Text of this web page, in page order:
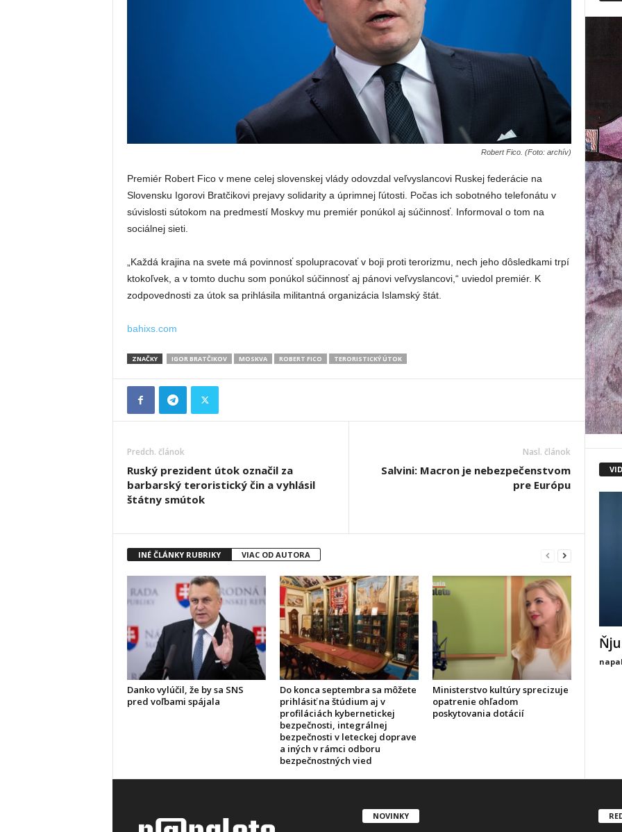
Robert Fico. (Foto: archív)
Premiér Robert Fico v mene celej slovenskej vlády odovzdal veľvyslancovi Ruskej federácie na
Slovensku Igorovi Bratčikovi prejavy solidarity a úprimnej ľútosti. Počas ich sobotného telefonátu v
súvislosti sútokom na predmestí Moskvy mu premiér ponúkol aj súčinnosť. Informoval o tom na
sociálnej sieti.
„Každá krajina na svete má povinnosť spolupracovať v boji proti terorizmu, nech jeho dôsledkami trpí
ktokoľvek, a v tomto duchu som ponúkol súčinnosť aj pánovi veľvyslancovi,“ uviedol premiér. K
zodpovednosti za útok sa prihlásila militantná organizácia Islamský štát.
bahixs.com
ZNAČKY IGOR BRATČIKOV MOSKVA ROBERT FICO TERORISTICKÝ ÚTOK
Predch. článok
Ruský prezident útok označil za
barbarský teroristický čin a vyhlásil
štátny smútok
Nasl. článok
Salvini: Macron je nebezpečenstvom
pre Európu
INÉ ČLÁNKY RUBRIKY VIAC OD AUTORA
Danko vylúčil, že by sa SNS
pred voľbami spájala
Do konca septembra sa môžete
prihlásiť na štúdium aj v
profiláciách kybernetickej
bezpečnosti, integrálnej
bezpečnosti v leteckej doprave
a iných v rámci odboru
bezpečnostných vied
Ministerstvo kultúry sprecizuje
opatrenie ohľadom
poskytovania dotácií
NOVINKY